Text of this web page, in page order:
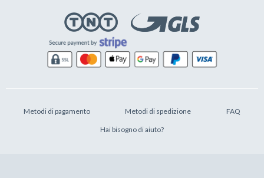
Metodi di pagamento Metodi di spedizione FAQ
Hai bisogno di aiuto?